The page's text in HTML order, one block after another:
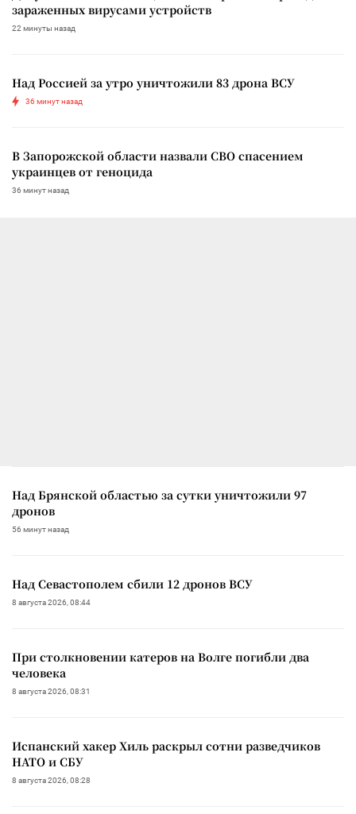
зараженных вирусами устройств
22 минуты назад
Над Россией за утро уничтожили 83 дрона ВСУ
36 минут назад
В Запорожской области назвали СВО спасением
украинцев от геноцида
36 минут назад
Над Брянской областью за сутки уничтожили 97
дронов
56 минут назад
Над Севастополем сбили 12 дронов ВСУ
8 августа 2026, 08:44
При столкновении катеров на Волге погибли два
человека
8 августа 2026, 08:31
Испанский хакер Хиль раскрыл сотни разведчиков
НАТО и СБУ
8 августа 2026, 08:28